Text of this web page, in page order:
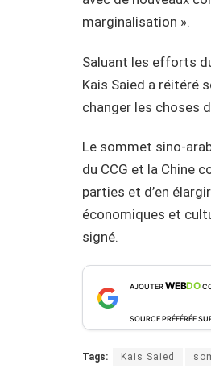
marginalisation ».
Saluant les efforts
Kais Saied a réitéré
changer les choses
Le sommet sino-
du CCG et la Chine
parties et d’en
économiques et
signé.
AJOUTERWEBDO
SOURCE PRÉFÉRÉE
Tags: Kais Saied